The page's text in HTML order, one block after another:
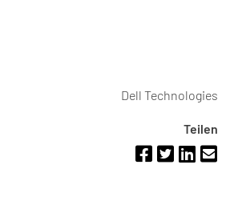
Dell Technologies
Teilen